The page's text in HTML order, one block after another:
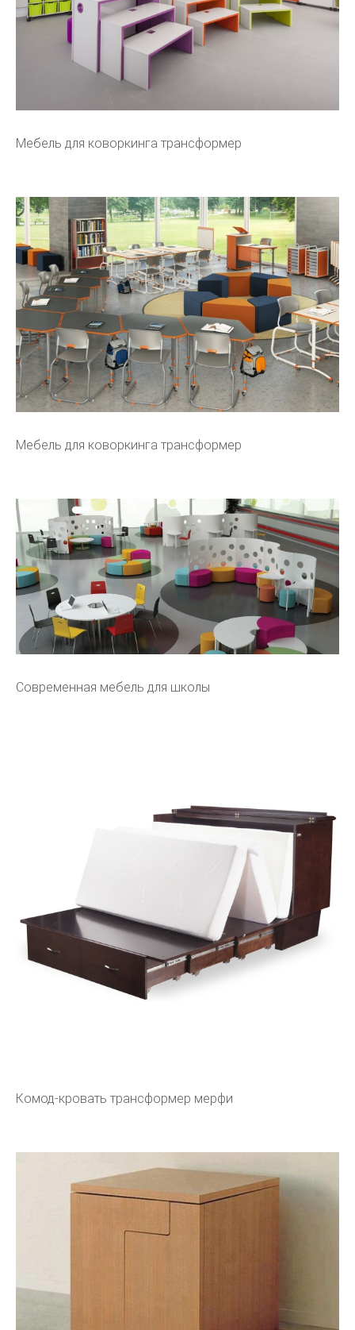
Мебель для коворкинга трансформер
Мебель для коворкинга трансформер
Современная мебель для школы
Комод-кровать трансформер мерфи